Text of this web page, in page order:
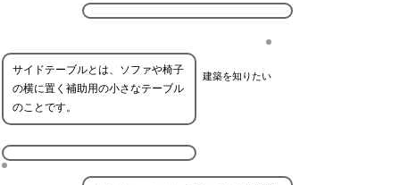
建築を知りたい
サイドテーブルとは、ソファや椅子
の横に置く補助用の小さなテーブル
のことです。